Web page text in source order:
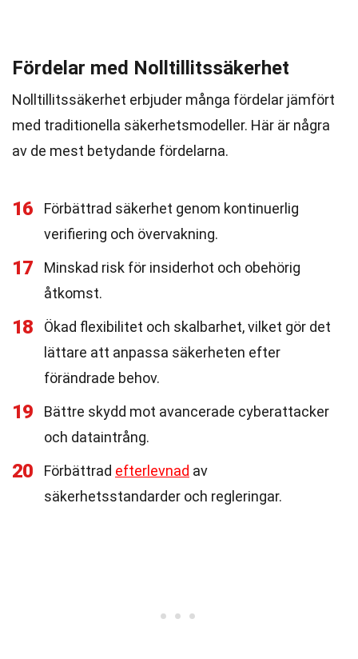
Fördelar med Nolltillitssäkerhet
Nolltillitssäkerhet erbjuder många fördelar jämfört
med traditionella säkerhetsmodeller. Här är några
av de mest betydande fördelarna.
16
Förbättrad säkerhet genom kontinuerlig
verifiering och övervakning.
17
Minskad risk för insiderhot och obehörig
åtkomst.
18
Ökad flexibilitet och skalbarhet, vilket gör det
lättare att anpassa säkerheten efter
förändrade behov.
19
Bättre skydd mot avancerade cyberattacker
och dataintrång.
20 Förbättrad efterlevnad av
säkerhetsstandarder och regleringar.